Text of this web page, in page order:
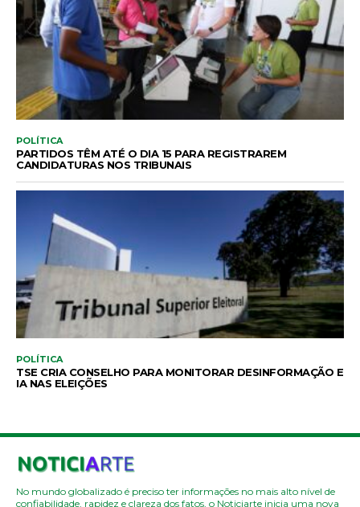
POLÍTICA
PARTIDOS TÊM ATÉ O DIA 15 PARA REGISTRAREM
CANDIDATURAS NOS TRIBUNAIS
POLÍTICA
TSE CRIA CONSELHO PARA MONITORAR DESINFORMAÇÃO E
IA NAS ELEIÇÕES
No mundo globalizado é preciso ter informações no mais alto nível de
confiabilidade, rapidez e clareza dos fatos, o Noticiarte inicia uma nova